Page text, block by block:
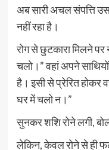
अब सारी अचल संपत्ति
नहीं रहा है।
रोग से छुटकारा मिलने
चलो।” वहां अपने
है। इसी से प्रेरित होकर
घर में चलो न।”
सुनकर शशि रोने लगी,
लेकिन, केवल रोने से ही